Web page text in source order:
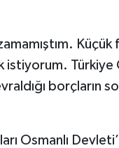
istiyorum.
borçların
Osmanlı